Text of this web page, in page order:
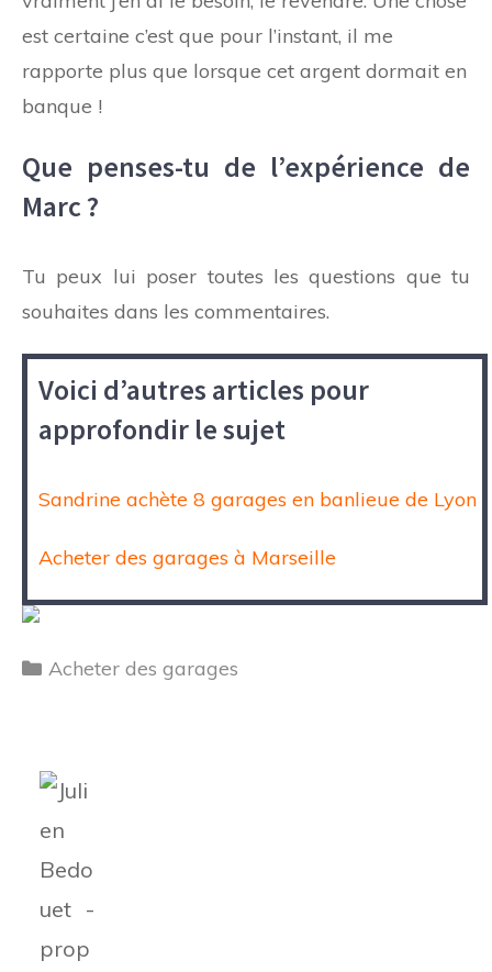
est certaine c’est que pour l’instant, il me
rapporte plus que lorsque cet argent dormait en
banque !
Que penses-tu de l’expérience de
Marc ?
Tu peux lui poser toutes les questions que tu
souhaites dans les commentaires.
Voici d’autres articles pour
approfondir le sujet
Sandrine achète 8 garages en banlieue de Lyon
Acheter des garages à Marseille
Catégories
Acheter des garages